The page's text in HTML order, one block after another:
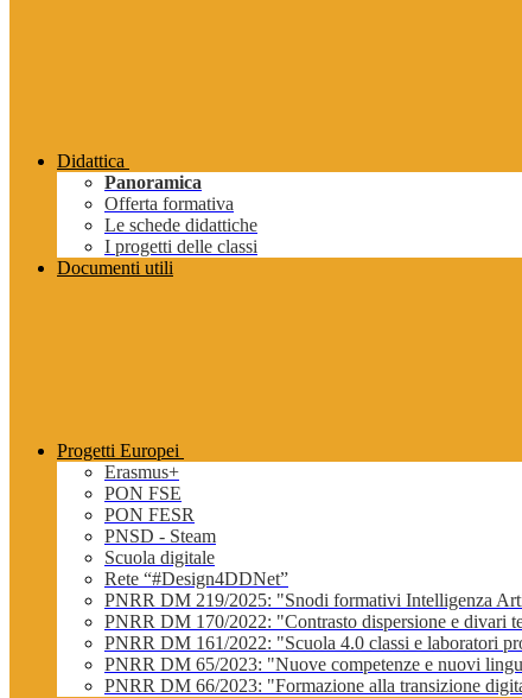
Didattica
Panoramica
Offerta formativa
Le schede didattiche
I progetti delle classi
Documenti utili
Progetti Europei
Erasmus+
PON FSE
PON FESR
PNSD - Steam
Scuola digitale
Rete “#Design4DDNet”
PNRR DM 219/2025: "Snodi formativi Intelligenza
PNRR DM 170/2022: "Contrasto dispersione e divari
PNRR DM 161/2022: "Scuola 4.0 classi e laboratori
PNRR DM 65/2023: "Nuove competenze e nuovi
PNRR DM 66/2023: "Formazione alla transizione